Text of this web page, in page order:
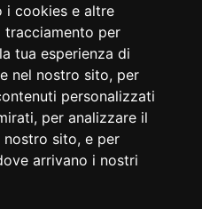
i cookies e altre
tracciamento per
tua esperienza di
nel nostro sito, per
personalizzati
per analizzare il
sito, e per
arrivano i nostri
dati personali